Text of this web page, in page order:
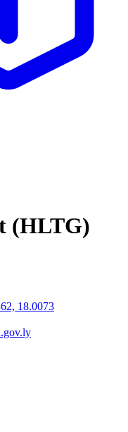
(HLTG)
18.0073